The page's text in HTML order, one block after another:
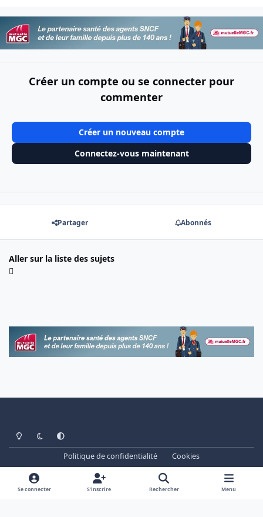
Créer un compte ou se connecter pour
commenter
Créer un nouveau compte
Connectez-vous maintenant
Partager Abonnés
Aller sur la liste des sujets
Light ModeDark ModeSystem Preference
Politique de confidentialité
Cookies
www.cheminots.net - Forum Libre depuis 2003
Powered by
Invision Community
Se connecter S’inscrire Rechercher Menu